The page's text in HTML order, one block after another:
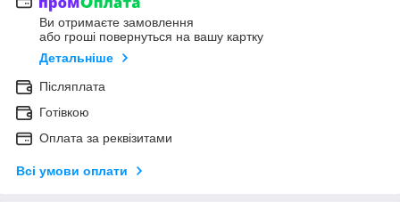
Ви отримаєте замовлення
або гроші повернуться на вашу картку
Детальніше
Післяплата
Готівкою
Оплата за реквізитами
Всі умови оплати